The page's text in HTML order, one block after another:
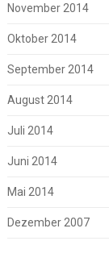
November 2014
Oktober 2014
September 2014
August 2014
Juli 2014
Juni 2014
Mai 2014
Dezember 2007